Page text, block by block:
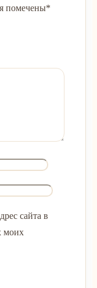
помечены*
сайта в
моих